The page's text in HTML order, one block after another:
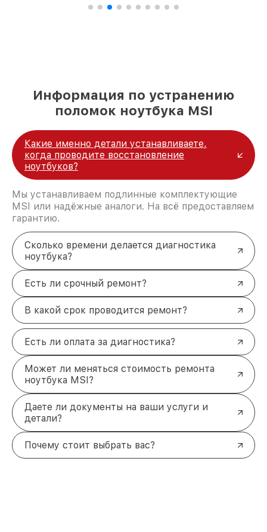
Информация по устранению
поломок ноутбука MSI
Какие именно детали устанавливаете,
когда проводите восстановление
ноутбуков?
Мы устанавливаем подлинные комплектующие
MSI или надёжные аналоги. На всё предоставляем
гарантию.
Сколько времени делается диагностика
ноутбука?
Есть ли срочный ремонт?
В какой срок проводится ремонт?
Есть ли оплата за диагностика?
Может ли меняться стоимость ремонта
ноутбука MSI?
Даете ли документы на ваши услуги и
детали?
Почему стоит выбрать вас?